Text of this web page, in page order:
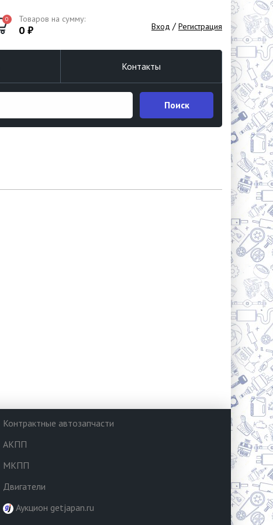
0 Товаров на сумму:
0 ₽ Вход / Регистрация
Контакты
Поиск
Контрактные автозапчасти
АКПП
МКПП
Двигатели
Аукцион getjapan.ru